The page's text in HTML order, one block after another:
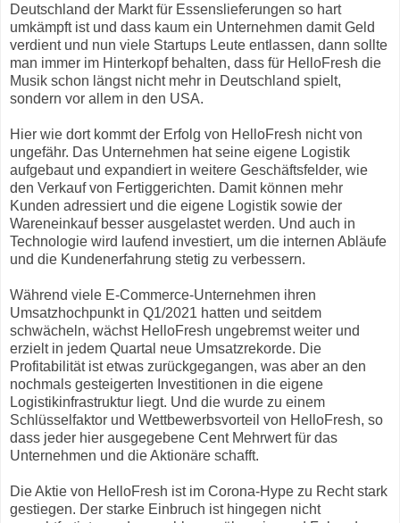
Deutschland der Markt für Essenslieferungen so hart
umkämpft ist und dass kaum ein Unternehmen damit Geld
verdient und nun viele Startups Leute entlassen, dann sollte
man immer im Hinterkopf behalten, dass für HelloFresh die
Musik schon längst nicht mehr in Deutschland spielt,
sondern vor allem in den USA.
Hier wie dort kommt der Erfolg von HelloFresh nicht von
ungefähr. Das Unternehmen hat seine eigene Logistik
aufgebaut und expandiert in weitere Geschäftsfelder, wie
den Verkauf von Fertiggerichten. Damit können mehr
Kunden adressiert und die eigene Logistik sowie der
Wareneinkauf besser ausgelastet werden. Und auch in
Technologie wird laufend investiert, um die internen Abläufe
und die Kundenerfahrung stetig zu verbessern.
Während viele E-Commerce-Unternehmen ihren
Umsatzhochpunkt in Q1/2021 hatten und seitdem
schwächeln, wächst HelloFresh ungebremst weiter und
erzielt in jedem Quartal neue Umsatzrekorde. Die
Profitabilität ist etwas zurückgegangen, was aber an den
nochmals gesteigerten Investitionen in die eigene
Logistikinfrastruktur liegt. Und die wurde zu einem
Schlüsselfaktor und Wettbewerbsvorteil von HelloFresh, so
dass jeder hier ausgegebene Cent Mehrwert für das
Unternehmen und die Aktionäre schafft.
Die Aktie von HelloFresh ist im Corona-Hype zu Recht stark
gestiegen. Der starke Einbruch ist hingegen nicht